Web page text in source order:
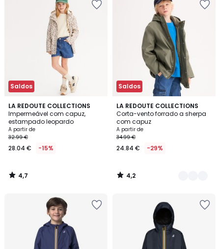
Saldos
LA REDOUTE COLLECTIONS
Impermeável com capuz,
estampado leopardo
A partir de
32.99 €
28.04 € -15%
4,7
/ 5
4,7
/
Saldos
LA REDOUTE COLLECTIONS
Corta-vento forrado a sherpa
com capuz
A partir de
34.99 €
24.84 € -29%
4,2
/ 5
3
Cores
4,2
/